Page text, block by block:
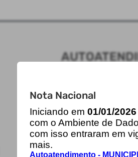
Nota Nacional
Iniciando em 01/01/2026
com o Ambiente de
com isso entraram em
mais.
Autoatendimento -
Acesso à Informação
Cidadão
Transparência
CONTATOS